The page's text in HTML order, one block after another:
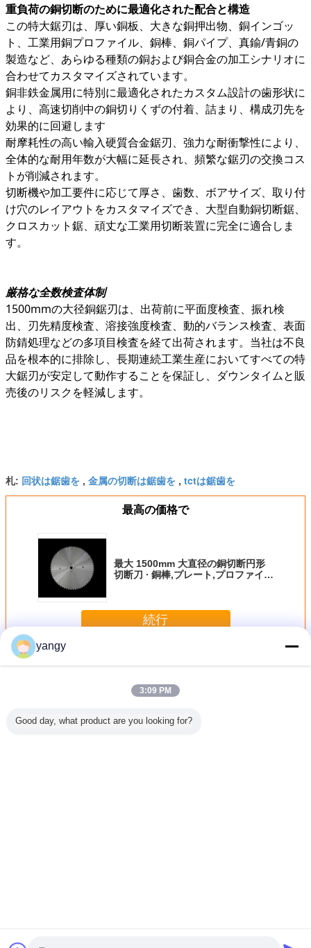
重負荷の銅切断のために最適化された配合と構造
この特大鋸刃は、厚い銅板、大きな銅押出物、銅インゴッ
ト、工業用銅プロファイル、銅棒、銅パイプ、真鍮/青銅の
製造など、あらゆる種類の銅および銅合金の加工シナリオに
合わせてカスタマイズされています。
銅非鉄金属用に特別に最適化されたカスタム設計の歯形状に
より、高速切削中の銅切りくずの付着、詰まり、構成刃先を
効果的に回避します
耐摩耗性の高い輸入硬質合金鋸刃、強力な耐衝撃性により、
全体的な耐用年数が大幅に延長され、頻繁な鋸刃の交換コス
トが削減されます。
切断機や加工要件に応じて厚さ、歯数、ボアサイズ、取り付
け穴のレイアウトをカスタマイズでき、大型自動銅切断鋸、
クロスカット鋸、頑丈な工業用切断装置に完全に適合しま
す。
厳格な全数検査体制
1500mmの大径銅鋸刃は、出荷前に平面度検査、振れ検
出、刃先精度検査、溶接強度検査、動的バランス検査、表面
防錆処理などの多項目検査を経て出荷されます。当社は不良
品を根本的に排除し、長期連続工業生産においてすべての特
大鋸刃が安定して動作することを保証し、ダウンタイムと販
売後のリスクを軽減します。
札: 回状は鋸歯を , 金属の切断は鋸歯を , tctは鋸歯を
最高の価格で
最大 1500mm 大直径の銅切断円形
切断刀 ∙ 銅棒,プレート,プロファイル
続行
多くTCTは鋸歯を
yangy
3:09 PM
Good day, what product are you looking for?